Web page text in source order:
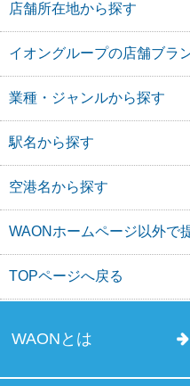
店舗所在地から探す
イオングループの店舗ブラ
業種・ジャンルから探す
駅名から探す
空港名から探す
WAONホームページ以外で
TOPページへ戻る